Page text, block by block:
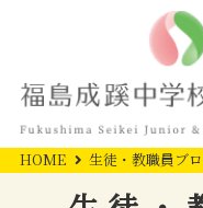
HOME 生徒・教職員ブ